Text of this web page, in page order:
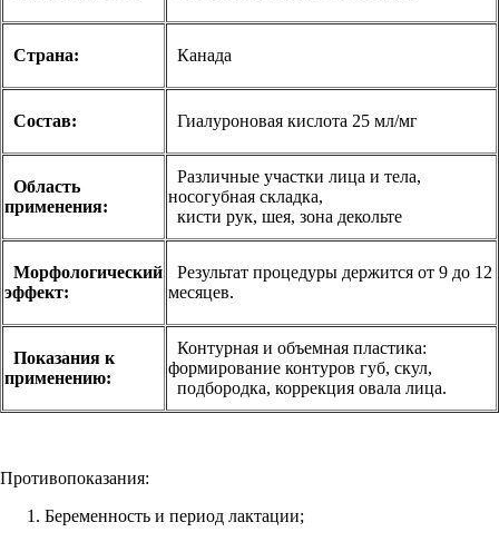
Страна: Канада
Состав: Гиалуроновая кислота 25 мл/мг
Область
применения:
Различные участки лица и тела,
носогубная складка,
кисти рук, шея, зона декольте
Морфологический
эффект:
Результат процедуры держится от 9 до 12
месяцев.
Показания к
применению:
Контурная и объемная пластика:
формирование контуров губ, скул,
подбородка, коррекция овала лица.
Противопоказания:
Беременность и период лактации;